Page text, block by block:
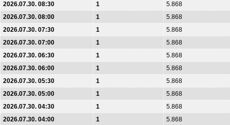
2026.07.30. 08:30
1
5.868
2026.07.30. 08:00
1
5.868
2026.07.30. 07:30
1
5.868
2026.07.30. 07:00
1
5.868
2026.07.30. 06:30
1
5.868
2026.07.30. 06:00
1
5.868
2026.07.30. 05:30
1
5.868
2026.07.30. 05:00
1
5.868
2026.07.30. 04:30
1
5.868
2026.07.30. 04:00
1
5.868